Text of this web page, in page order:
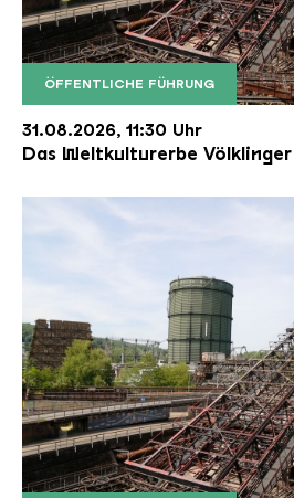
ÖFFENTLICHE FÜHRUNG
Der Erzschrägaufzug der
Copyright: Weltkulturerbe
31.08.2026, 11:30 Uhr
Das Weltkulturerbe